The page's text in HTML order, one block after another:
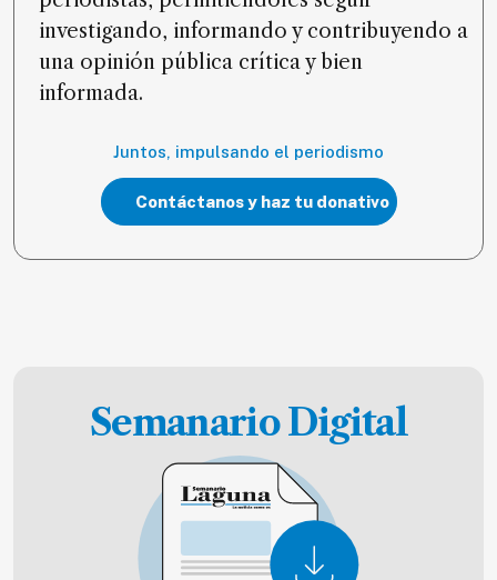
investigando, informando y contribuyendo a
una opinión pública crítica y bien
informada.
Juntos, impulsando el periodismo
Contáctanos y haz tu donativo
Semanario Digital